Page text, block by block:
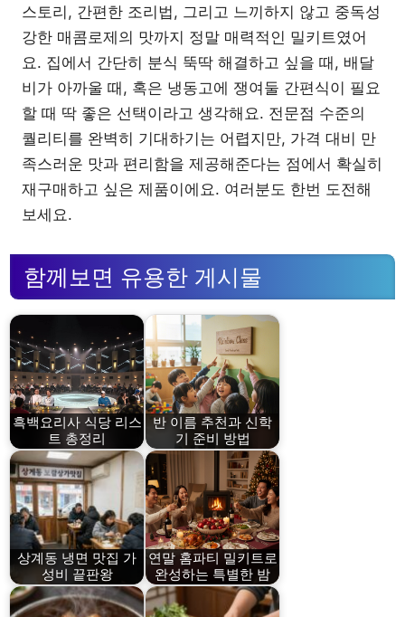
스토리, 간편한 조리법, 그리고 느끼하지 않고 중독성
강한 매콤로제의 맛까지 정말 매력적인 밀키트였어
요. 집에서 간단히 분식 뚝딱 해결하고 싶을 때, 배달
비가 아까울 때, 혹은 냉동고에 쟁여둘 간편식이 필요
할 때 딱 좋은 선택이라고 생각해요. 전문점 수준의
퀄리티를 완벽히 기대하기는 어렵지만, 가격 대비 만
족스러운 맛과 편리함을 제공해준다는 점에서 확실히
재구매하고 싶은 제품이에요. 여러분도 한번 도전해
보세요.
함께보면 유용한 게시물
흑백요리사 식당 리스
트 총정리
반 이름 추천과 신학
기 준비 방법
상계동 냉면 맛집 가
성비 끝판왕
연말 홈파티 밀키트로
완성하는 특별한 밤